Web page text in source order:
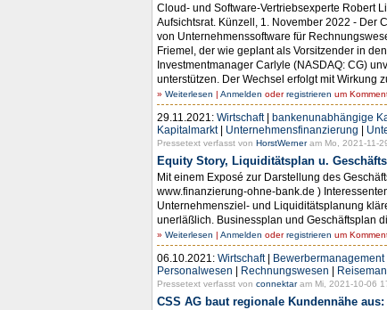
Cloud- und Software-Vertriebsexperte Robert
Aufsichtsrat. Künzell, 1. November 2022 - Der
von Unternehmenssoftware für
Friemel, der wie geplant als Vorsitzender in
Investmentmanager Carlyle (NASDAQ: CG)
unterstützen. Der Wechsel erfolgt mit Wirkung
» Weiterlesen | Anmelden oderregistrieren um
29.11.2021: Wirtschaft| bankenunabhängige
Kapitalmarkt| Unternehmensfinanzierung |
Pressetext verfasst von HorstWerneram Mo, 2021-11-
Equity Story, Liquiditätsplan u.
Mit einem Exposé zur Darstellung des
www.finanzierung-ohne-bank.de )
Unternehmensziel- und Liquiditätsplanung
unerläßlich. Businessplan und Geschäftsplan
» Weiterlesen | Anmelden oderregistrieren um
06.10.2021: Wirtschaft| Bewerbermanagement
Personalwesen | Rechnungswesen |
Pressetext verfasst von connektaram Mi, 2021-10-06
CSS AG baut regionale Kundennähe